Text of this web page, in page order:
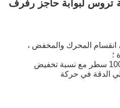
تروس لبوابة حاجز رفرف
قطر خارجي 60 مم ، انقسام المحرك والمخفض ،
؛
يأتي مع جهاز تشفير تدريجي 1000 سطر مع نسبة تخفيض